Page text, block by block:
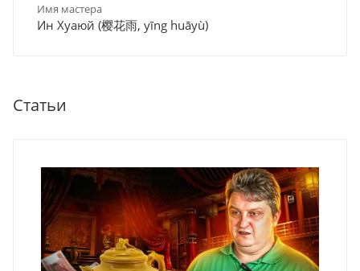
Имя мастера
Ин Хуаюй (樱花雨, yīng huāyù)
Статьи